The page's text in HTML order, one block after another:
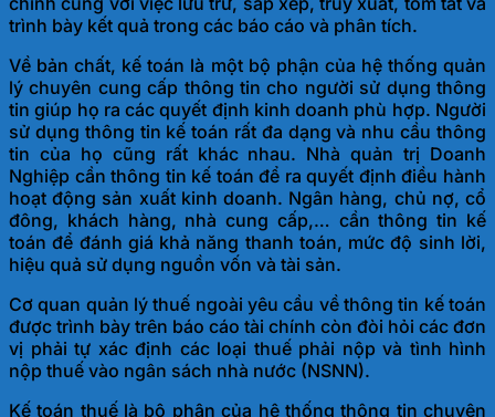
trình bày kết quả trong các báo cáo và phân tích.
Về bản chất, kế toán là một bộ phận của hệ thống quản
lý chuyên cung cấp thông tin cho người sử dụng thông
tin giúp họ ra các quyết định kinh doanh phù hợp. Người
sử dụng thông tin kế toán rất đa dạng và nhu cầu thông
tin của họ cũng rất khác nhau. Nhà quản trị Doanh
Nghiệp cần thông tin kế toán để ra quyết định điều hành
hoạt động sản xuất kinh doanh. Ngân hàng, chủ nợ, cổ
đông, khách hàng, nhà cung cấp,… cần thông tin kế
toán để đánh giá khả năng thanh toán, mức độ sinh lời,
hiệu quả sử dụng nguồn vốn và tài sản.
Cơ quan quản lý thuế ngoài yêu cầu về thông tin kế toán
được trình bày trên báo cáo tài chính còn đòi hỏi các đơn
vị phải tự xác định các loại thuế phải nộp và tình hình
nộp thuế vào ngân sách nhà nước (NSNN).
Kế toán thuế là bộ phận của hệ thống thông tin chuyên